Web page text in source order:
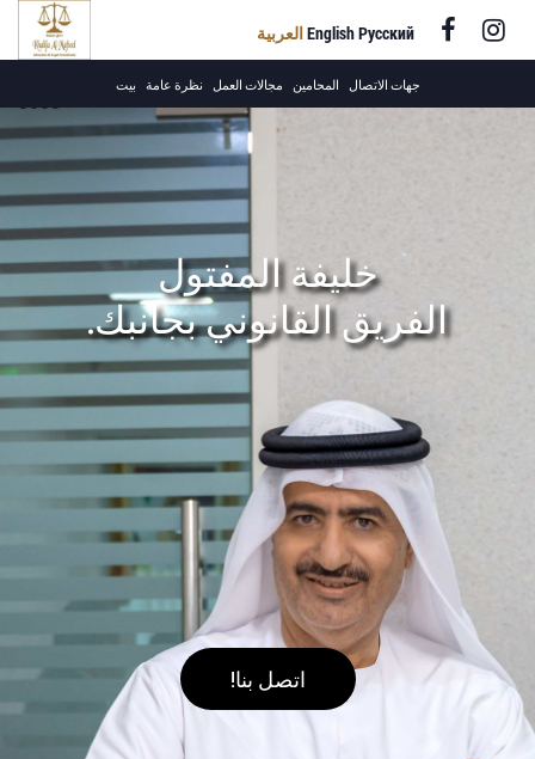
8558
العربيةEnglishРусский
بيت نظرة عامة مجالات العمل المحامين جهات الاتصال
خليفة المفتول
الفريق القانوني بجانبك.
اتصل بنا!